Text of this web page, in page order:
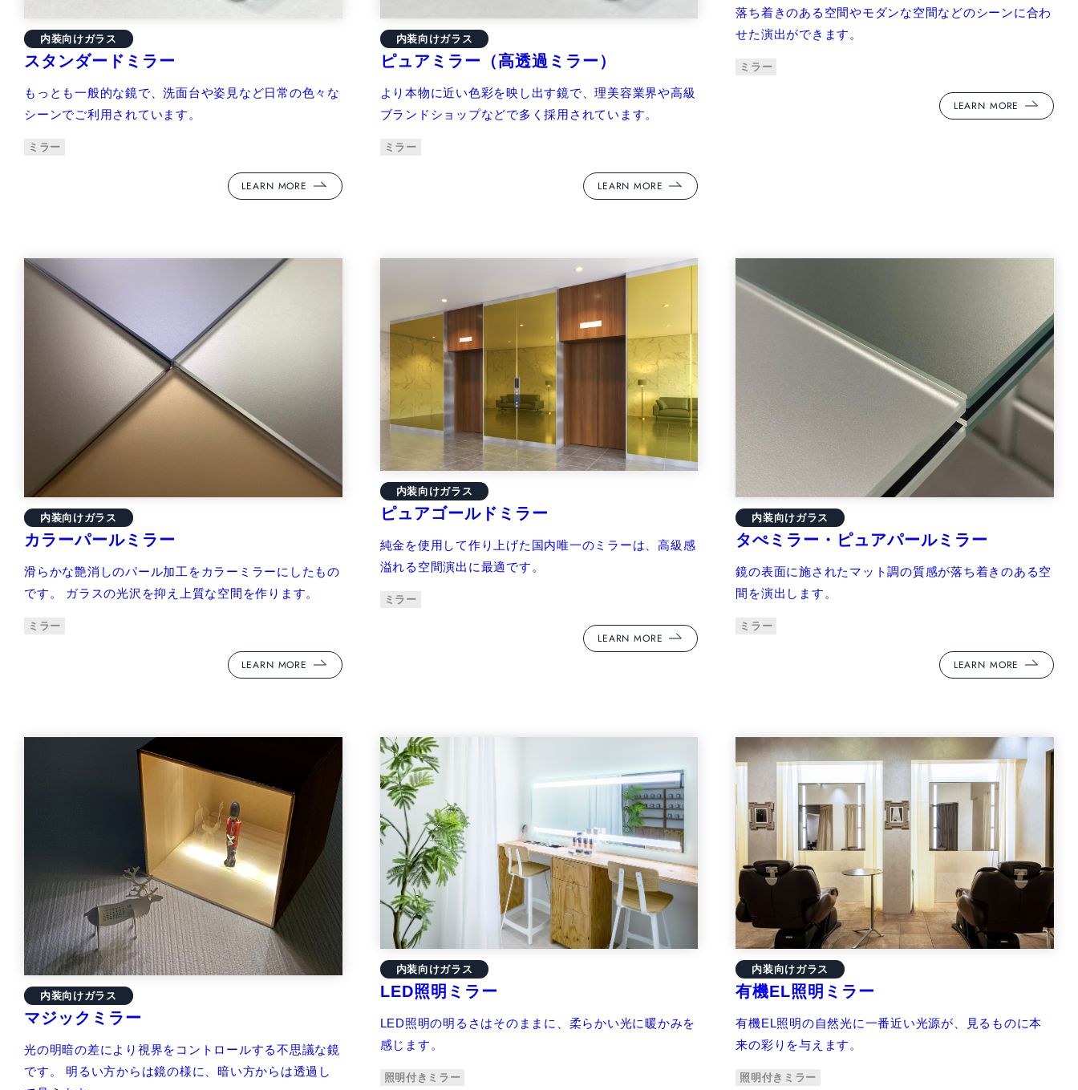
スタンダードミラー
内装向けガラス
もっとも一般的な鏡で、洗面台や姿見など日常の色々な
シーンでご利用されています。
ミラー
LEARN MORE
ピュアミラー（高透過ミラー）
内装向けガラス
より本物に近い色彩を映し出す鏡で、理美容業界や高級
ブランドショップなどで多く採用されています。
ミラー
LEARN MORE
落ち着きのある空間やモダンな空間などのシーンに合わ
せた演出ができます。
ミラー
LEARN MORE
カラーパールミラー
内装向けガラス
滑らかな艶消しのパール加工をカラーミラーにしたもの
です。 ガラスの光沢を抑え上質な空間を作ります。
ミラー
LEARN MORE
ピュアゴールドミラー
内装向けガラス
純金を使用して作り上げた国内唯一のミラーは、高級感
溢れる空間演出に最適です。
ミラー
LEARN MORE
タぺミラー・ピュアパールミラー
内装向けガラス
鏡の表面に施されたマット調の質感が落ち着きのある空
間を演出します。
ミラー
LEARN MORE
マジックミラー
内装向けガラス
光の明暗の差により視界をコントロールする不思議な鏡
です。 明るい方からは鏡の様に、暗い方からは透過し
LED照明ミラー
内装向けガラス
LED照明の明るさはそのままに、柔らかい光に暖かみを
感じます。
照明付きミラー
有機EL照明ミラー
内装向けガラス
有機EL照明の自然光に一番近い光源が、見るものに本
来の彩りを与えます。
照明付きミラー